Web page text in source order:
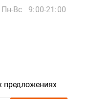
Пн-Вс 9:00-21:00
предложениях